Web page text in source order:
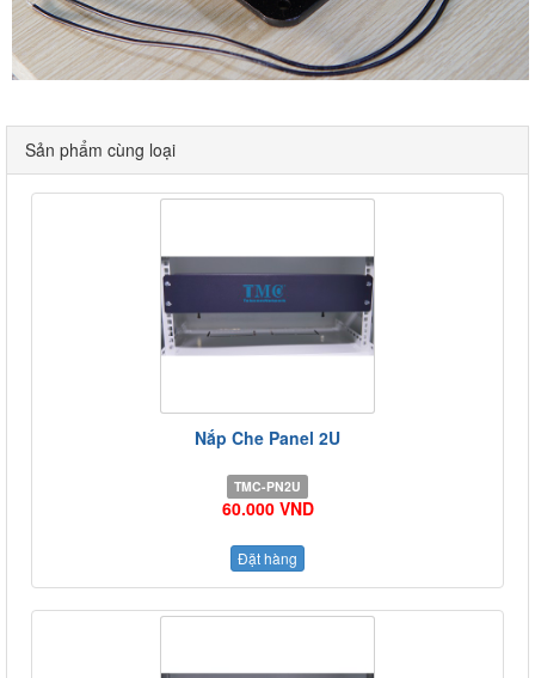
Sản phẩm cùng loại
Nắp Che Panel 2U
TMC-PN2U
60.000 VND
Đặt hàng